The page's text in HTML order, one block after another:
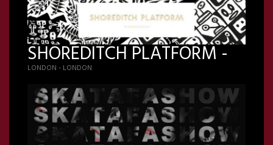
SHOREDITCH PLATFORM -
LONDON - LONDON